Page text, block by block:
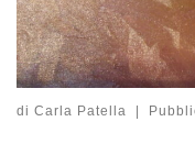
di Carla Patella